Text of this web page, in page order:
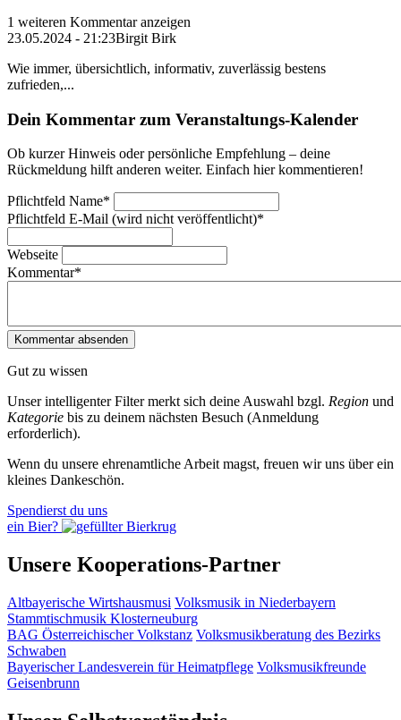
1 weiteren Kommentar anzeigen
23.05.2024 - 21:23Birgit Birk
Wie immer, übersichtlich, informativ, zuverlässig bestens
zufrieden,...
Dein Kommentar zum Veranstaltungs-Kalender
Ob kurzer Hinweis oder persönliche Empfehlung – deine
Rückmeldung hilft anderen weiter. Einfach hier kommentieren!
Pflichtfeld Name*
Pflichtfeld E-Mail (wird nicht veröffentlicht)*
Webseite
Kommentar*
Gut zu wissen
Unser intelligenter Filter merkt sich deine Auswahl bzgl. Region und
Kategorie bis zu deinem nächsten Besuch (Anmeldung
erforderlich).
Wenn du unsere ehrenamtliche Arbeit magst, freuen wir uns über ein
kleines Dankeschön.
Spendierst du uns
ein Bier?
Unsere Kooperations-Partner
Altbayerische Wirtshausmusi Volksmusik in Niederbayern
Stammtischmusik Klosterneuburg
BAG Österreichischer Volkstanz Volksmusikberatung des Bezirks
Schwaben
Bayerischer Landesverein für Heimatpflege Volksmusikfreunde
Geisenbrunn